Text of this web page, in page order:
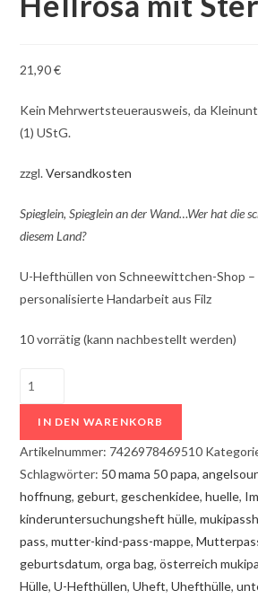
21,90€
Kein Mehrwertsteuerausweis, da
(1) UStG.
zzgl.Versandkosten
Spieglein, Spieglein an der Wand…Wer hat die
diesem Land?
U-Hefthüllen von Schneewittchen-Shop –
personalisierte Handarbeit aus Filz
10 vorrätig (kann nachbestellt werden)
U-
Heft
Hülle
mit
Baby
|
Hellrosa
Sternchen
Menge
IN DEN WARENKORB
Artikelnummer: 7426978469510
Schlagwörter: 50 mama 50 papa,
hoffnung, geburt, geschenkidee,huelle,
kinderuntersuchungsheft hülle,
pass,mutter-kind-pass-mappe,
geburtsdatum,orga bag,österreich
Hülle,U-Hefthüllen,Uheft,Uhefthülle,